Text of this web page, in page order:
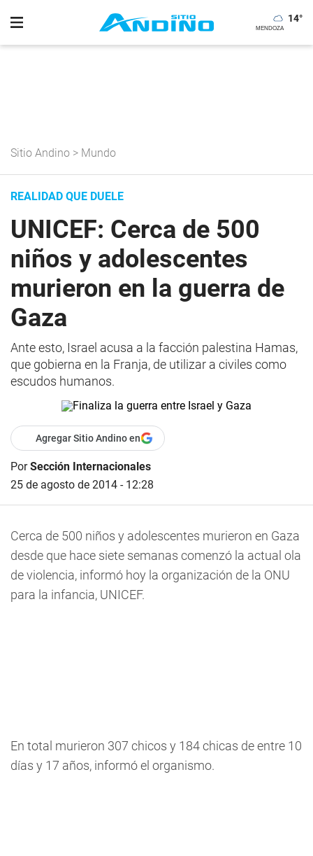
14°
Sitio Andino > Mundo
REALIDAD QUE DUELE
UNICEF: Cerca de 500
niños y adolescentes
murieron en la guerra de
Gaza
Ante esto, Israel acusa a la facción palestina Hamas,
que gobierna en la Franja, de utilizar a civiles como
escudos humanos.
Agregar Sitio Andino en
PorSección Internacionales
25 de agosto de 2014 - 12:28
Cerca de 500 niños y adolescentes murieron en Gaza
desde que hace siete semanas comenzó la actual ola
de violencia, informó hoy la organización de la ONU
para la infancia, UNICEF.
En total murieron 307 chicos y 184 chicas de entre 10
días y 17 años, informó el organismo.